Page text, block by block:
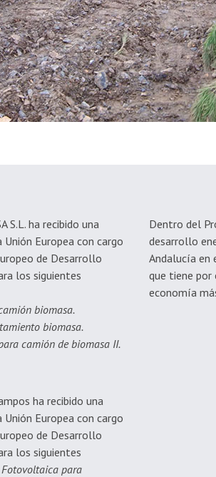
S.L. ha recibido una
Unión Europea con cargo
de Desarrollo
los siguientes
biomasa.
biomasa.
camión de biomasa II.
ha recibido una
Unión Europea con cargo
de Desarrollo
los siguientes
Fotovoltaica para
Dentro del
desarrollo
Andalucía
que tiene por
economía